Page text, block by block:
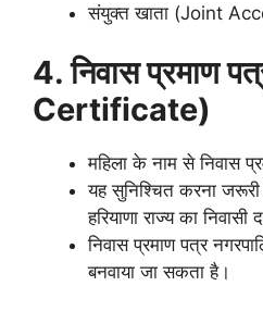
संयुक्त खाता (Joint
4. निवास प्रमाण
Certificate)
महिला के नाम से निवास
यह सुनिश्चित करना
हरियाणा राज्य का निवासी
निवास प्रमाण पत्र
बनवाया जा सकता है।